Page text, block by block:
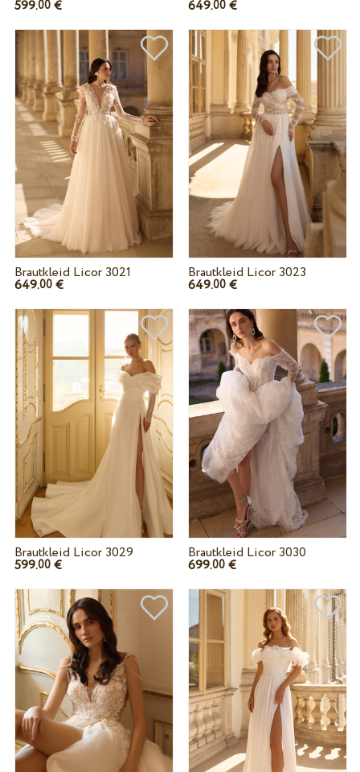
599.00€ 649.00 €
Brautkleid Licor 3021
649.00€
Brautkleid Licor 3023
649.00 €
Brautkleid Licor 3029
599.00€
Brautkleid Licor 3030
699.00 €